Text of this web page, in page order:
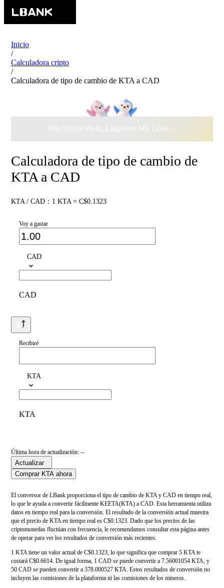
Inicio
/
Calculadora cripto
/
Calculadora de tipo de cambio de KTA a CAD
Más Allá del Hielo, Lleguemos Más Lejos Juntos ·
Calculadora de tipo de cambio de
KTA a CAD
KTA / CAD：1 KTA = C$0.1323
Voy a gastar
CAD
CAD
Recibiré
KTA
KTA
Última hora de actualización: --
Actualizar
Comprar KTA ahora
El conversor de LBank proporciona el tipo de cambio de KTA y CAD en tiempo real,
lo que le ayuda a convertir fácilmente KEETA(KTA) a CAD. Esta herramienta utiliza
datos en tiempo real para la conversión. El resultado de la conversión actual muestra
que el precio de KTA en tiempo real es C$0.1323. Dado que los precios de las
criptomonedas fluctúan con frecuencia, le recomendamos consultar esta página antes
de operar para ver los resultados de conversión más recientes.
1 KTA tiene un valor actual de C$0.1323, lo que significa que comprar 5 KTA te
costará C$0.6614. De igual forma, 1 CAD se puede convertir a 7.56001054 KTA, y
50 CAD se pueden convertir a 378.000527 KTA. Estos resultados de conversión no
incluyen las comisiones de la plataforma ni las comisiones de los mineros.